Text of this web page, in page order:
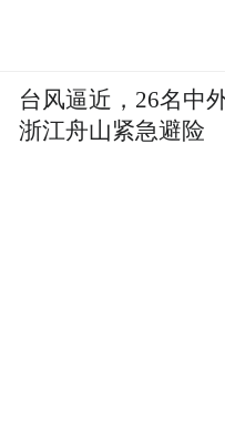
台风逼近，26名中
浙江舟山紧急避险